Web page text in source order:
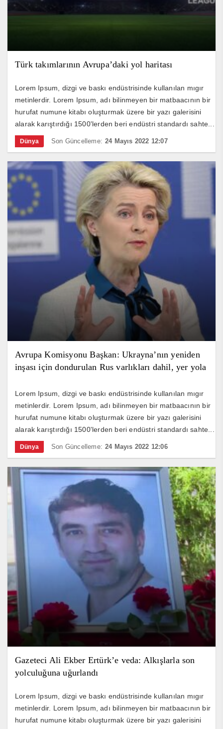
Türk takımlarının Avrupa’daki yol haritası
Lorem Ipsum, dizgi ve baskı endüstrisinde kullanılan mıgır
metinlerdir. Lorem Ipsum, adı bilinmeyen bir matbaacının bir
hurufat numune kitabı oluşturmak üzere bir yazı galerisini
alarak karıştırdığı 1500'lerden beri endüstri standardı sahte...
Dünya Son Güncelleme: 24 Mayıs 2022 12:07
Avrupa Komisyonu Başkan: Ukrayna’nın yeniden
inşası için dondurulan Rus varlıkları dahil, yer yola
Lorem Ipsum, dizgi ve baskı endüstrisinde kullanılan mıgır
metinlerdir. Lorem Ipsum, adı bilinmeyen bir matbaacının bir
hurufat numune kitabı oluşturmak üzere bir yazı galerisini
alarak karıştırdığı 1500'lerden beri endüstri standardı sahte...
Dünya Son Güncelleme: 24 Mayıs 2022 12:06
Gazeteci Ali Ekber Ertürk’e veda: Alkışlarla son
yolculuğuna uğurlandı
Lorem Ipsum, dizgi ve baskı endüstrisinde kullanılan mıgır
metinlerdir. Lorem Ipsum, adı bilinmeyen bir matbaacının bir
hurufat numune kitabı oluşturmak üzere bir yazı galerisini